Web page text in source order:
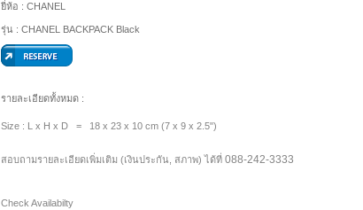
ยี่ห้อ : CHANEL
รุ่น : CHANEL BACKPACK Black
รายละเอียดทั้งหมด :
Size : L x H x D = 18 x 23 x 10 cm (7 x 9 x 2.5")
สอบถามรายละเอียดเพิ่มเติม (เงินประกัน, สภาพ) ได้ที่088-242-3333
Check Availabilty